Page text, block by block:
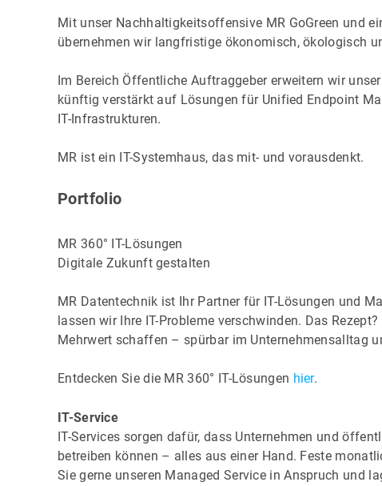
Mit unser Nachhaltigkeitsoffensive MR GoGreen und
übernehmen wir langfristige ökonomisch, ökologisch
Im Bereich Öffentliche Auftraggeber erweitern wir
künftig verstärkt auf Lösungen für Unified Endpoint
IT-Infrastrukturen.
MR ist ein IT-Systemhaus, das mit- und vorausdenkt.
Portfolio
MR 360° IT-Lösungen
Digitale Zukunft gestalten
MR Datentechnik ist Ihr Partner für IT-Lösungen und
lassen wir Ihre IT-Probleme verschwinden. Das
Mehrwert schaffen – spürbar im Unternehmensalltag
Entdecken Sie die MR 360° IT-Lösungen hier.
IT-Service
IT-Services sorgen dafür, dass Unternehmen und
betreiben können – alles aus einer Hand. Feste
Sie gerne unseren Managed Service in Anspruch und